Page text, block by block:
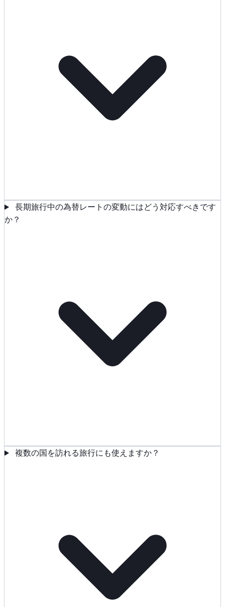
長期旅行中の為替レートの変動にはどう対応すべきです
か？
複数の国を訪れる旅行にも使えますか？